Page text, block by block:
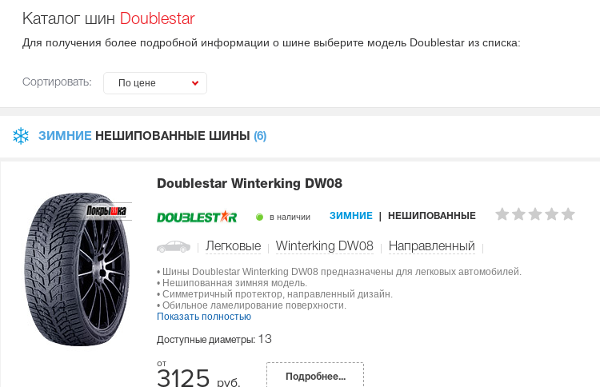
Каталог шин Doublestar
Для получения более подробной информации о шине выберите модель Doublestar из списка:
Сортировать: По цене
ЗИМНИЕ НЕШИПОВАННЫЕ ШИНЫ (6)
Doublestar Winterking DW08
в наличии ЗИМНИЕ НЕШИПОВАННЫЕ
Легковые Winterking DW08 Направленный
• Шины Doublestar Winterking DW08 предназначены для легковых автомобилей.
• Нешипованная зимняя модель.
• Симметричный протектор, направленный дизайн.
• Обильное ламелирование поверхности.
Показать полностью
Доступные диаметры: 13
3125 руб. Подробнее...